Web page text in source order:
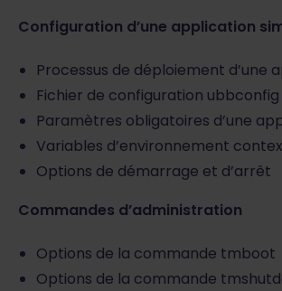
Configuration d’une application
Processus de déploiement d’une
Fichier de configuration ubbconfig
Paramètres obligatoires d’une
Variables d’environnement
Options de démarrage et d’arrêt
Commandes d’administration
Options de la commande tmboot
Options de la commande